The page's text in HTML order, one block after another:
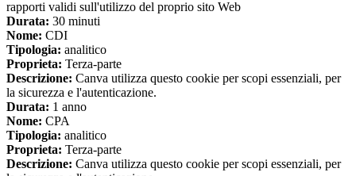
rapporti validi sull'utilizzo del proprio sito Web
Durata: 30 minuti
Nome: CDI
Tipologia: analitico
Proprieta: Terza-parte
Descrizione: Canva utilizza questo cookie per scopi essenziali, per
la sicurezza e l'autenticazione.
Durata: 1 anno
Nome: CPA
Tipologia: analitico
Proprieta: Terza-parte
Descrizione: Canva utilizza questo cookie per scopi essenziali, per